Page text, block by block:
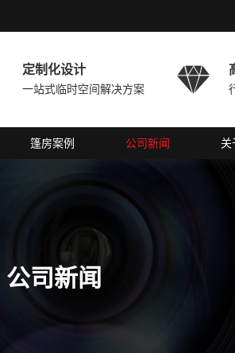
定制化设计
一站式临时空间解决方案 
篷房案例 公司新闻 关
公司新闻